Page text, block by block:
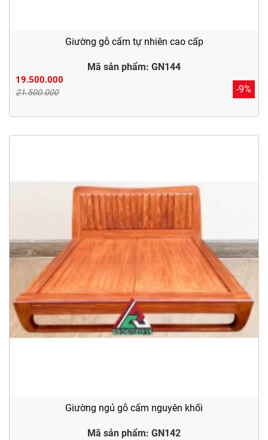
Giường gỗ cẩm tự nhiên cao cấp
Mã sản phẩm: GN144
19.500.000
21.500.000 -9%
Giường ngủ gỗ cẩm nguyên khối
Mã sản phẩm: GN142